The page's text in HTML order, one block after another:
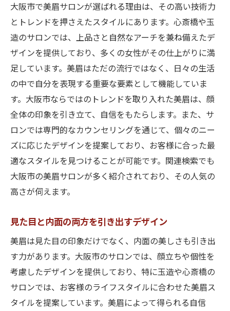
大阪市で美眉サロンが選ばれる理由は、その高い技術力
とトレンドを押さえたスタイルにあります。心斎橋や玉
造のサロンでは、上品さと自然なアーチを兼ね備えたデ
ザインを提供しており、多くの女性がその仕上がりに満
足しています。美眉はただの流行ではなく、日々の生活
の中で自分を表現する重要な要素として機能していま
す。大阪市ならではのトレンドを取り入れた美眉は、顔
全体の印象を引き立て、自信をもたらします。また、サ
ロンでは専門的なカウンセリングを通じて、個々のニー
ズに応じたデザインを提案しており、お客様に合った最
適なスタイルを見つけることが可能です。関連検索でも
大阪市の美眉サロンが多く紹介されており、その人気の
高さが伺えます。
見た目と内面の両方を引き出すデザイン
美眉は見た目の印象だけでなく、内面の美しさも引き出
す力があります。大阪市のサロンでは、顔立ちや個性を
考慮したデザインを提供しており、特に玉造や心斎橋の
サロンでは、お客様のライフスタイルに合わせた美眉ス
タイルを提案しています。美眉によって得られる自信